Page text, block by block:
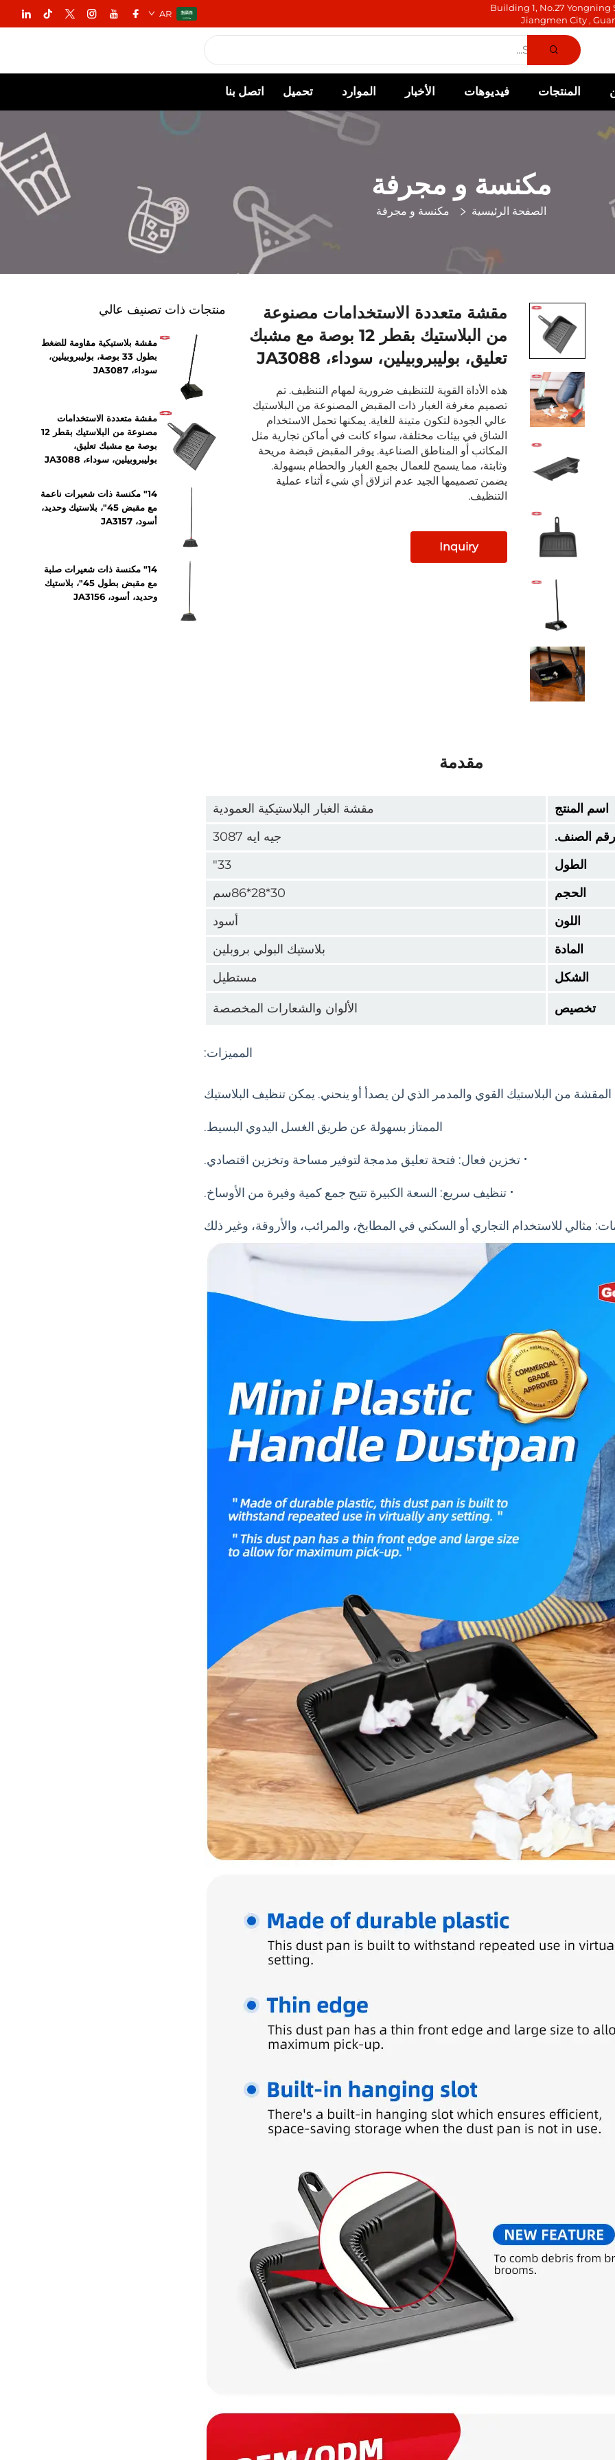
Building 1, No.27
Jiangmen City ,
AR
المنتجات فيديوهات الأخبار الموارد تحميل اتصل بنا
مكنسة و مجرفة
الصفحة الرئيسية مكنسة و مجرفة
مقشة متعددة الاستخدامات مصنوعة
من البلاستيك بقطر 12 بوصة مع مشبك
تعليق، بوليبروبيلين، سوداء، JA3088
هذه الأداة القوية للتنظيف ضرورية لمهام التنظيف. تم
تصميم مغرفة الغبار ذات المقبض المصنوعة من البلاستيك
عالي الجودة لتكون متينة للغاية. يمكنها تحمل الاستخدام
الشاق في بيئات مختلفة، سواء كانت في أماكن تجارية مثل
المكاتب أو المناطق الصناعية. يوفر المقبض قبضة مريحة
وثابتة، مما يسمح للعمال بجمع الغبار والحطام بسهولة.
يضمن تصميمها الجيد عدم انزلاق أي شيء أثناء عملية
التنظيف.
Inquiry
منتجات ذات تصنيف عالي
مقشة بلاستيكية مقاومة للضغط
بطول 33 بوصة، بوليبروبيلين،
سوداء، JA3087
مقشة متعددة الاستخدامات
مصنوعة من البلاستيك بقطر 12
بوصة مع مشبك تعليق،
بوليبروبيلين، سوداء، JA3088
14" مكنسة ذات شعيرات ناعمة
مع مقبض 45"، بلاستيك وحديد،
أسود، JA3157
14" مكنسة ذات شعيرات صلبة
مع مقبض بطول 45"، بلاستيك
وحديد، أسود، JA3156
مقدمة
اسم المنتج
مقشة الغبار البلاستيكية العمودية
رقم الصنف.
جيه ايه 3087
الطول
33"
الحجم
30*28*86سم
اللون
أسود
المادة
بلاستيك البولي بروبلين
الشكل
مستطيل
تخصيص الألوان والشعارات المخصصة
المميزات:
من البلاستيك القوي والمدمر الذي لن يصدأ أو ينحني. يمكن تنظيف البلاستيك
الممتاز بسهولة عن طريق الغسل اليدوي البسيط.
· تخزين فعال: فتحة تعليق مدمجة لتوفير مساحة وتخزين اقتصادي.
· تنظيف سريع: السعة الكبيرة تتيح جمع كمية وفيرة من الأوساخ.
مثالي للاستخدام التجاري أو السكني في المطابخ، والمرائب، والأروقة، وغير ذلك